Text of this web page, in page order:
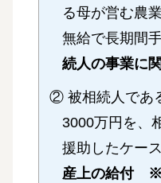
る母が営む農
無給で長期間
続人の事業に
② 被相続人であ
3000万円を、
援助したケー
産上の給付 ※